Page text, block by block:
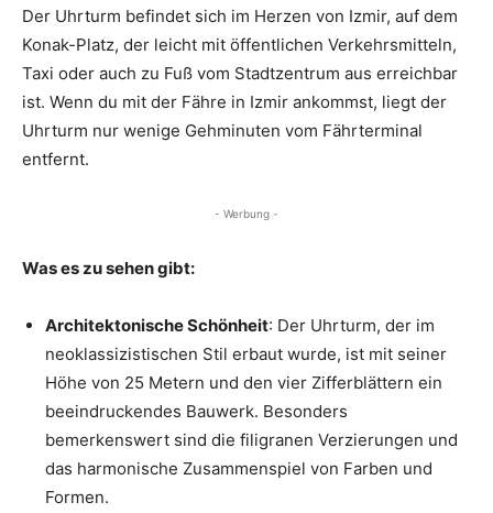
Der Uhrturm befindet sich im Herzen von Izmir, auf dem
Konak-Platz, der leicht mit öffentlichen Verkehrsmitteln,
Taxi oder auch zu Fuß vom Stadtzentrum aus erreichbar
ist. Wenn du mit der Fähre in Izmir ankommst, liegt der
Uhrturm nur wenige Gehminuten vom Fährterminal
entfernt.
- Werbung -
Was es zu sehen gibt:
Architektonische Schönheit: Der Uhrturm, der im
neoklassizistischen Stil erbaut wurde, ist mit seiner
Höhe von 25 Metern und den vier Zifferblättern ein
beeindruckendes Bauwerk. Besonders
bemerkenswert sind die filigranen Verzierungen und
das harmonische Zusammenspiel von Farben und
Formen.